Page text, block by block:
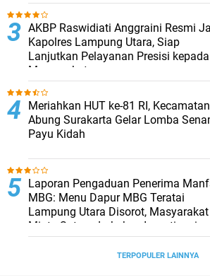
AKBP Raswidiati Anggraini Resmi
Kapolres Lampung Utara, Siap
Lanjutkan Pelayanan Presisi kepada
Masyarakat
Meriahkan HUT ke-81 RI, Kecamatan
Abung Surakarta Gelar Lomba
Payu Kidah
Laporan Pengaduan Penerima
MBG: Menu Dapur MBG Teratai
Lampung Utara Disorot, Masyarakat
Minta Satgas Lakukan Investigasi
TERPOPULER LAINNYA